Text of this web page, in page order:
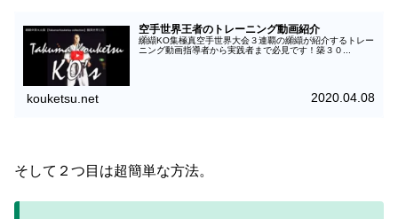
空手世界王者のトレーニング動画紹介
纐纈KO集極真空手世界大会３連覇の纐纈が紹介するトレー
ニング動画指導者から実践者まで必見です！築３０...
kouketsu.net 2020.04.08
そして２つ目は超簡単な方法。